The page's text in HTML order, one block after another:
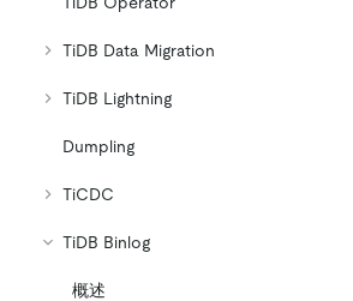
TiDB Data Migration
TiDB Lightning
Dumpling
TiCDC
TiDB Binlog
概述